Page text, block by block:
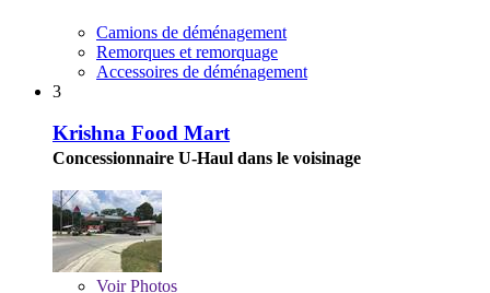
Camions de déménagement
Remorques et remorquage
Accessoires de déménagement
3
Krishna Food Mart
Concessionnaire U-Haul dans le voisinage
VoirPhotos